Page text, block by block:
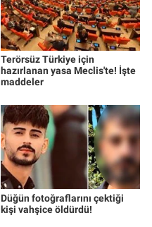
Terörsüz Türkiye için
hazırlanan yasa Meclis'te! İşte
maddeler
Düğün fotoğraflarını çektiği
kişi vahşice öldürdü!